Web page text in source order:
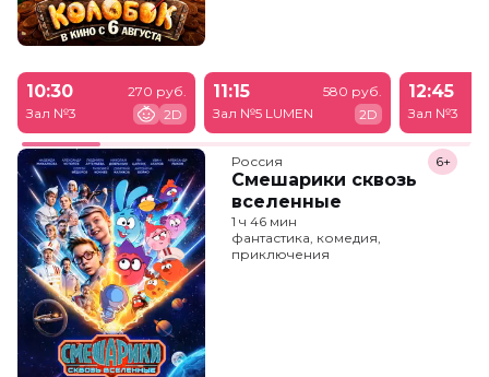
10:30
Зал №3
270 руб.
2D
11:15
Зал №5 LUMEN
580 руб.
2D
12:45
Зал №3
Россия
Смешарики сквозь
вселенные
6+
1 ч 46 мин
фантастика, комедия,
приключения